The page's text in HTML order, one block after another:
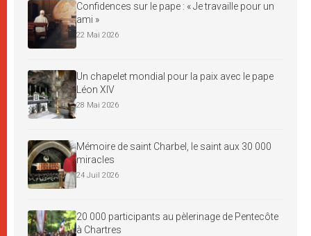
Confidences sur le pape : « Je travaille pour un
ami »
22 Mai 2026
Un chapelet mondial pour la paix avec le pape
Léon XIV
28 Mai 2026
Mémoire de saint Charbel, le saint aux 30 000
miracles
24 Juil 2026
20 000 participants au pèlerinage de Pentecôte
à Chartres